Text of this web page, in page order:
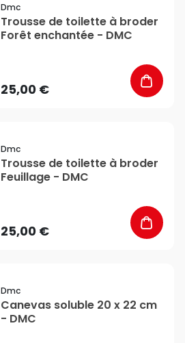
Dmc
Trousse de toilette à broder
Forêt enchantée - DMC
25,00 €
Dmc
Trousse de toilette à broder
Feuillage - DMC
25,00 €
Dmc
Canevas soluble 20 x 22 cm
- DMC